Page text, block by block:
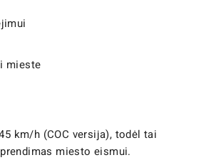
mieste
km/h (COC versija), todėl tai
miesto eismui.